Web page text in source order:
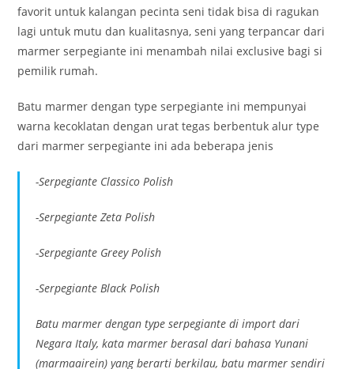
favorit untuk kalangan pecinta seni tidak bisa di ragukan
lagi untuk mutu dan kualitasnya, seni yang terpancar dari
marmer serpegiante ini menambah nilai exclusive bagi si
pemilik rumah.
Batu marmer dengan type serpegiante ini mempunyai
warna kecoklatan dengan urat tegas berbentuk alur type
dari marmer serpegiante ini ada beberapa jenis
-Serpegiante Classico Polish
-Serpegiante Zeta Polish
-Serpegiante Greey Polish
-Serpegiante Black Polish
Batu marmer dengan type serpegiante di import dari
Negara Italy, kata marmer berasal dari bahasa Yunani
(marmaairein) yang berarti berkilau, batu marmer sendiri